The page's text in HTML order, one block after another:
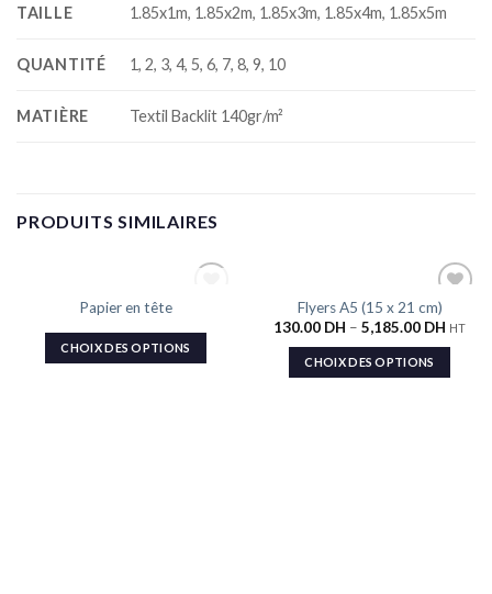
TAILLE 1.85x1m, 1.85x2m, 1.85x3m, 1.85x4m, 1.85x5m
QUANTITÉ 1, 2, 3, 4, 5, 6, 7, 8, 9, 10
MATIÈRE Textil Backlit 140gr/m²
PRODUITS SIMILAIRES
RUPTURE DE STOCK
Papier en tête
CHOIX DES OPTIONS
Ajouter
à la liste
souhaits
Flyers A5 (15 x 21 cm)
130.00 DH – 5,185.00 DH HT
CHOIX DES OPTIONS